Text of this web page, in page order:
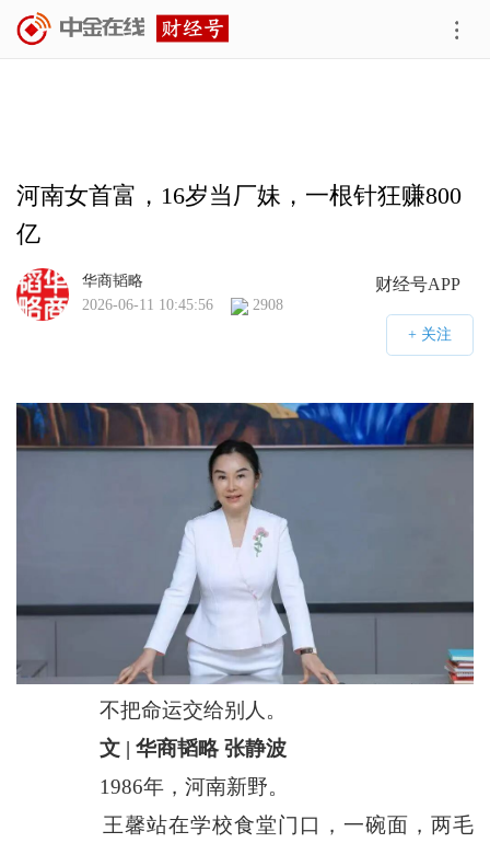
河南女首富，16岁当厂妹，一根针狂赚800
亿
财经号APP
华商韬略
2026-06-11 10:45:56
2908
不把命运交给别人。
文 | 华商韬略 张静波
1986年，河南新野。
王馨站在学校食堂门口，一碗面，两毛